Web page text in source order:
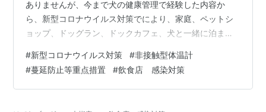
ありませんが、今まで犬の健康管理で経験した内容か
ら、新型コロナウイルス対策でにより、家庭、ペットシ
ョップ、ドッグラン、ドックカフェ、犬と一緒に泊まれ
介します。 政府が説明しているように、今後は、新型コ
ロナウイルスと共存する方向で、全てが動いていくこと
から、今までの生活を見直し守りの考えから攻めの気持
#新型コロナウイルス対策 #非接触型体温計
#蔓延防止等重点措置 #飲食店 感染対策